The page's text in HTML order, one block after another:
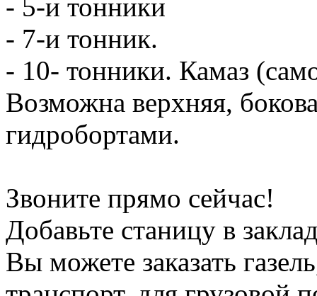
- 5-и тонники
- 7-и тонник.
- 10- тонники. Камаз
Возможна верхняя,
гидробортами.
Звоните прямо сейчас!
Добавьте станицу в
Вы можете заказать